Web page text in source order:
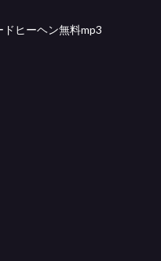
ドヒーヘン無料mp3